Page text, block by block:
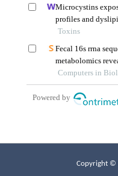
Copyright ©